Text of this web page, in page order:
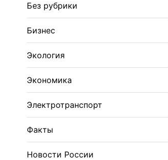
Без рубрики
Бизнес
Экология
Экономика
Электротранспорт
Факты
Новости России